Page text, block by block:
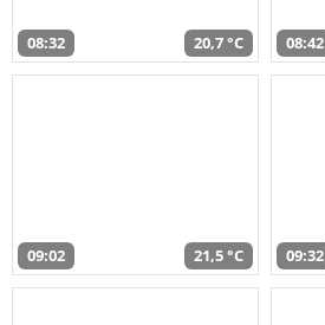
08:32 20,7 °C 08:42
09:02 21,5 °C 09:32